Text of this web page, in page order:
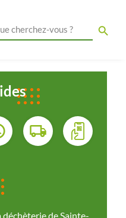
déchèterie de Sainte-